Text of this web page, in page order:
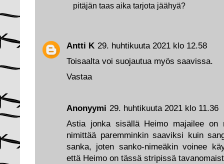
Anonyymi 29. huhtikuuta 2021 klo 11.36
Astia jonka sisällä Heimo majailee
nimittää paremminkin saaviksi kuin
sanka, joten sanko-nimeäkin voinee
että Heimo on tässä stripissä
Antti K 29. huhtikuuta 2021 klo 12.58
Toisaalta voi suojautua myös saavissa.
Vastaa
pitäjän taas aika tarjota jäähyä?